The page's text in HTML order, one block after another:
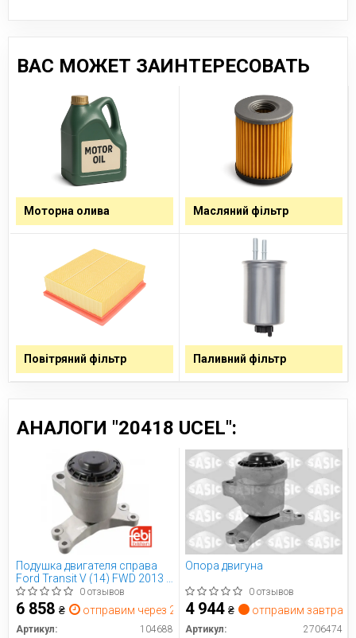
ВАС МОЖЕТ ЗАИНТЕРЕСОВАТЬ
Моторна олива Масляний фільтр
Повітряний фільтр Паливний фільтр
АНАЛОГИ "20418 UCEL":
Подушкa двигателя справа
Ford Transit V (14) FWD 2013 -
(пр-во FEBI)
0 отзывов
6 858 ₴ отправим через 2 дн.
Артикул:
104688
Опора двигуна
0 отзывов
4 944 ₴ отправим завтра
Артикул:
2706474